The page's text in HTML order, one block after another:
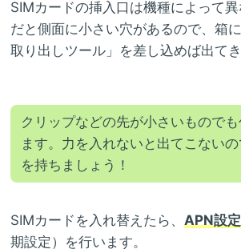
SIMカードの挿入口は機種によって
だと側面に小さい穴があるので、箱
取り出しツール」を差し込めば出てき
クリップなどの先が小さいものでも
ます。力を入れないと出てこない
を持ちましょう！
SIMカードを入れ替えたら、 APN設定
期設定）を行います。